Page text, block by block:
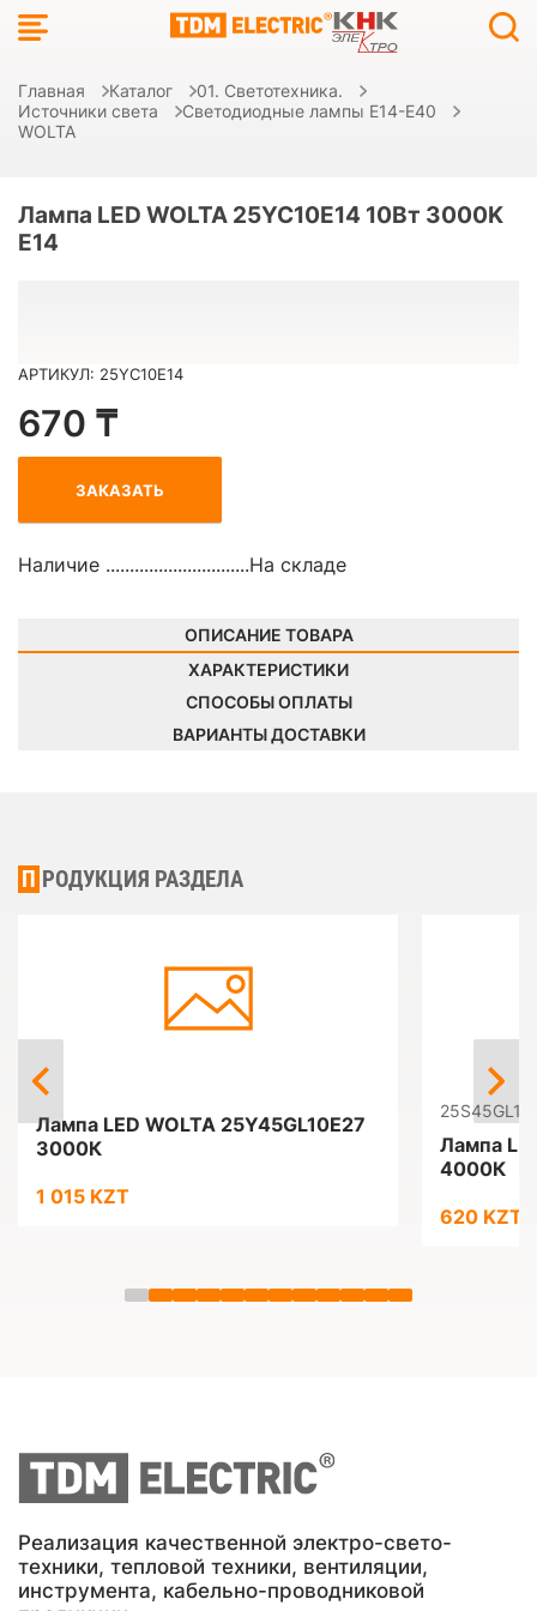
Главная Каталог
01. Светотехника.
Источники света
Светодиодные лампы E14-E40
WOLTA
Лампа LED WOLTA 25YC10E14 10Вт 3000K
E14
АРТИКУЛ: 25YC10E14
670 ₸
ЗАКАЗАТЬ
Наличие ..............................На складе
ОПИСАНИЕ ТОВАРА
ХАРАКТЕРИСТИКИ
СПОСОБЫ ОПЛАТЫ
ВАРИАНТЫ ДОСТАВКИ
ПРОДУКЦИЯ РАЗДЕЛА
Лампа LED WOLTA 25Y45GL10E27
3000К
1 015 KZT
Лампа
4000К
620 KZT
Реализация качественной электро-свето-
техники, тепловой техники, вентиляции,
инструмента, кабельно-проводниковой